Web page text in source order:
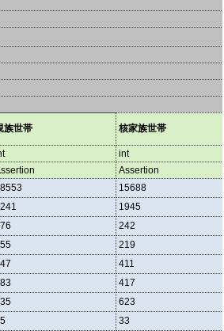
族世帯 核家族世帯
int
Assertion
15688
1945
242
219
411
417
623
33